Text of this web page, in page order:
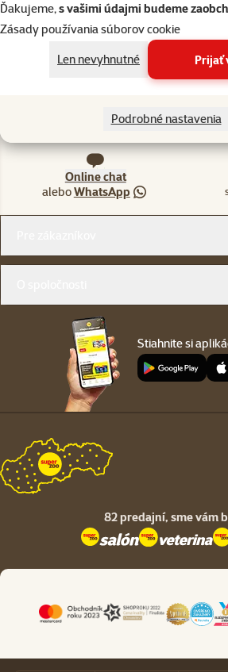
Ďakujeme,s vašimi údajmi budeme
Zásady používania súborov cookie
Len nevyhnutné
Prijať
Podrobné nastavenia
psov
drobné
cicavce
vtáky
Napíšte nám
eshop@superzoo.sk
Online chat
aleboWhatsApp
Stiahnite si
82 predajní, sme vám